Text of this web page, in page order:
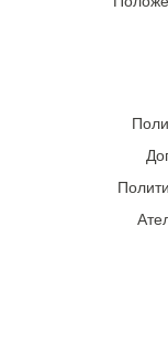
положении,
отпариванием.
При